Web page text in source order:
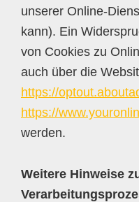
unserer Online-
kann). Ein
von Cookies zu
auch über die
https://
https://
werden.
Weitere Hinweise